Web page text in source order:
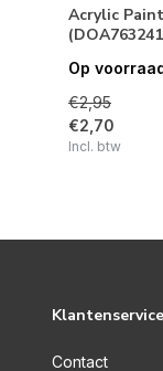
Acrylic
Op
€2,95
€2,70
Incl. btw
Klantenservice
Contact